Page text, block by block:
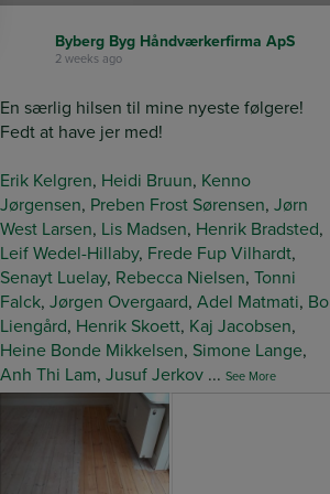
Byberg Byg Håndværkerfirma ApS
2 weeks ago
En særlig hilsen til mine nyeste følgere!
Fedt at have jer med!
Erik Kelgren, Heidi Bruun, Kenno
Jørgensen, Preben Frost Sørensen,Jørn
West Larsen, Lis Madsen, Henrik Bradsted,
Leif Wedel-Hillaby, Frede Fup Vilhardt,
Senayt Luelay, Rebecca Nielsen,Tonni
Falck,Jørgen Overgaard,Adel Matmati, Bo
Liengård, Henrik Skoett, Kaj Jacobsen,
Heine Bonde Mikkelsen, Simone Lange,
Anh Thi Lam,Jusuf Jerkov ...See More